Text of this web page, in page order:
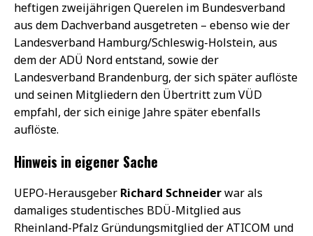
heftigen zweijährigen Querelen im Bundesverband
aus dem Dachverband ausgetreten – ebenso wie der
Landesverband Hamburg/Schleswig-Holstein, aus
dem der ADÜ Nord entstand, sowie der
Landesverband Brandenburg, der sich später auflöste
und seinen Mitgliedern den Übertritt zum VÜD
empfahl, der sich einige Jahre später ebenfalls
auflöste.
Hinweis in eigener Sache
UEPO-Herausgeber Richard Schneiderwar als
damaliges studentisches BDÜ-Mitglied aus
Rheinland-Pfalz Gründungsmitglied der ATICOM und